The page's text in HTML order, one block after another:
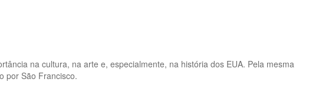
na cultura, na arte e, especialmente, na história dos EUA. Pela mesma
por São Francisco.